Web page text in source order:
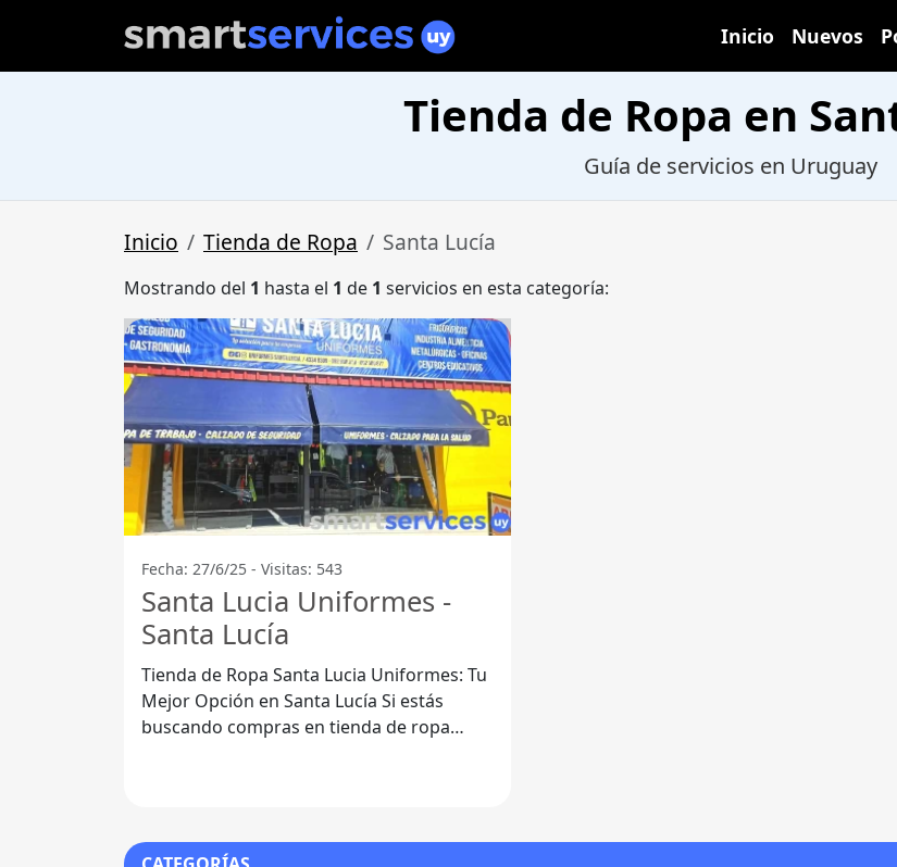
Inicio Nuevos
Tienda de Ropa en
Guía de servicios en Uruguay
Inicio Tienda de Ropa Santa Lucía
Mostrando del 1 hasta el 1 de 1 servicios en esta categoría:
Fecha: 27/6/25 - Visitas: 543
Santa Lucia Uniformes -
Santa Lucía
Tienda de Ropa Santa Lucia Uniformes: Tu
Mejor Opción en Santa Lucía Si estás
buscando compras en tienda de ropa